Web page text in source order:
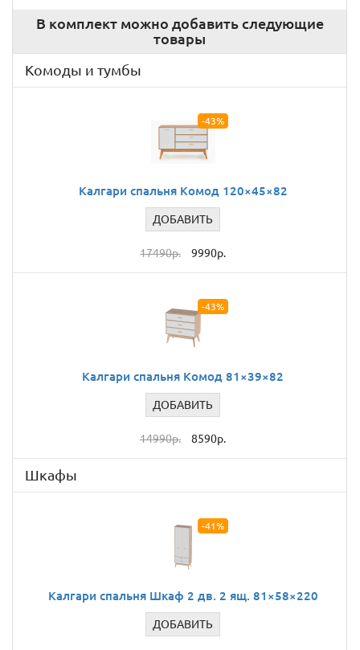
В комплект можно добавить следующие
товары
Комоды и тумбы
-43%
Калгари спальня Комод 120×45×82
ДОБАВИТЬ
17490р. 9990р.
-43%
Калгари спальня Комод 81×39×82
ДОБАВИТЬ
14990р. 8590р.
Шкафы
-41%
Калгари спальня Шкаф 2 дв. 2 ящ. 81×58×220
ДОБАВИТЬ